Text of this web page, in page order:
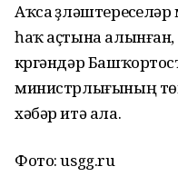
Аҡса
һаҡ аҫтына алынған,
күргәндәр
министрлығының
хәбәр итә ала.
Фото: usgg.ru